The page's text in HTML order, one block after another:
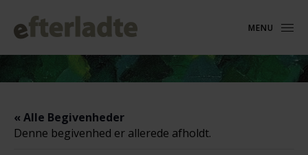
MENU
« Alle Begivenheder
Denne begivenhed er allerede afholdt.